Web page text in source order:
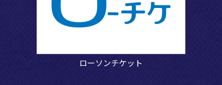
ローソンチケット